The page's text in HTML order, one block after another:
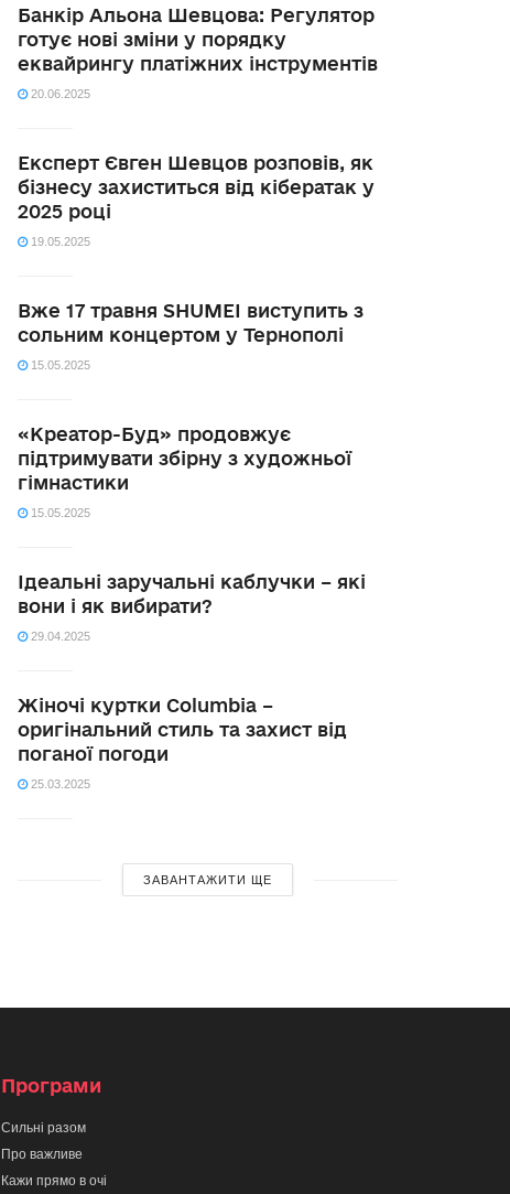
Банкір Альона Шевцова: Регулятор
готує нові зміни у порядку
еквайрингу платіжних інструментів
20.06.2025
Експерт Євген Шевцов розповів, як
бізнесу захиститься від кібератак у
2025 році
19.05.2025
Вже 17 травня SHUMEI виступить з
сольним концертом у Тернополі
15.05.2025
«Креатор-Буд» продовжує
підтримувати збірну з художньої
гімнастики
15.05.2025
Ідеальні заручальні каблучки – які
вони і як вибирати?
29.04.2025
Жіночі куртки Columbia –
оригінальний стиль та захист від
поганої погоди
25.03.2025
ЗАВАНТАЖИТИ ЩЕ
Програми
Сильні разом
Про важливе
Кажи прямо в очі